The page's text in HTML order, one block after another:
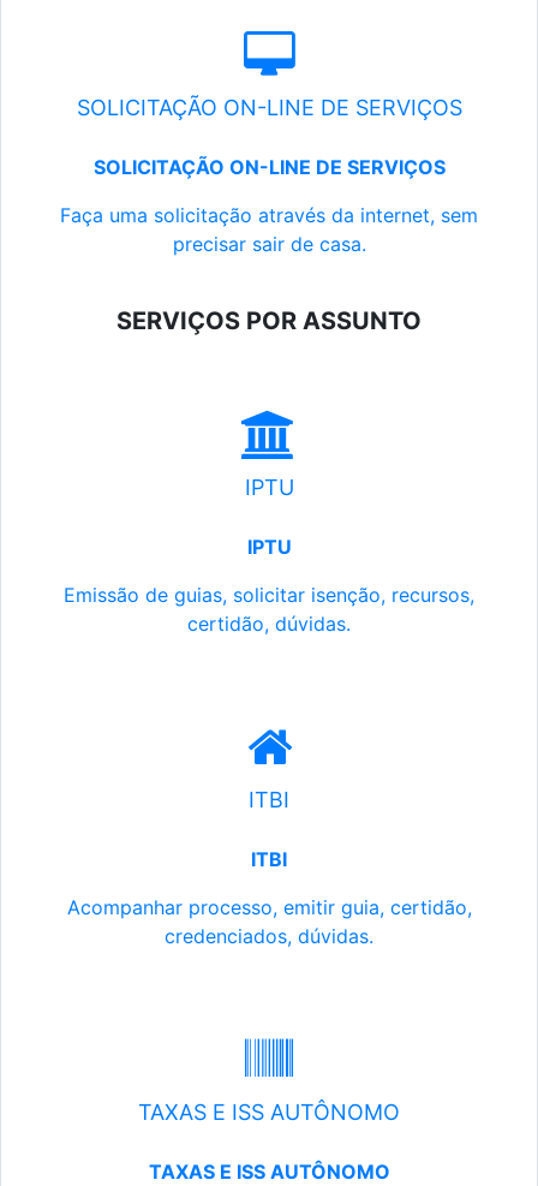
SOLICITAÇÃO ON-LINE DE SERVIÇOS
SOLICITAÇÃO ON-LINE DE SERVIÇOS
Faça uma solicitação através da internet, sem
precisar sair de casa.
SERVIÇOS POR ASSUNTO
IPTU
IPTU
Emissão de guias, solicitar isenção, recursos,
certidão, dúvidas.
ITBI
ITBI
Acompanhar processo, emitir guia, certidão,
credenciados, dúvidas.
TAXAS E ISS AUTÔNOMO
TAXAS E ISS AUTÔNOMO